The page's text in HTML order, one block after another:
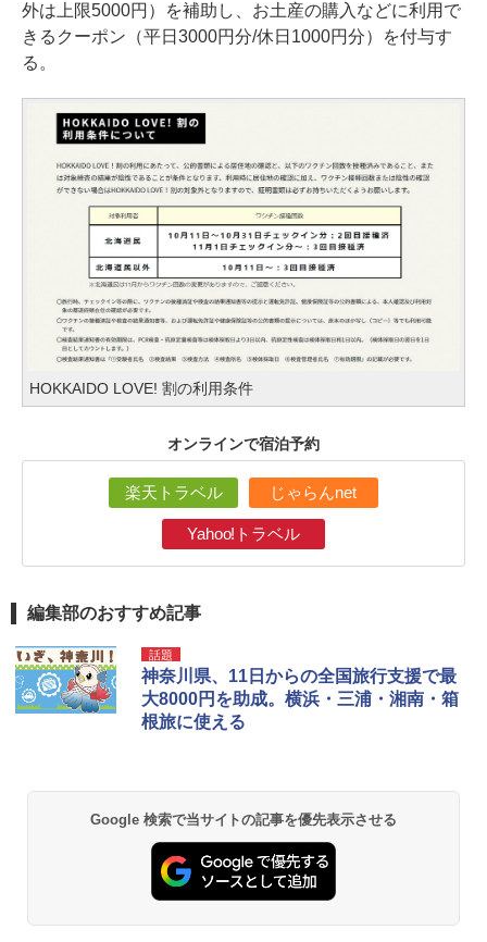
外は上限5000円）を補助し、お土産の購入などに利用で
きるクーポン（平日3000円分/休日1000円分）を付与す
る。
HOKKAIDO LOVE! 割の利用条件
オンラインで宿泊予約
楽天トラベル じゃらんnet
Yahoo!トラベル
編集部のおすすめ記事
話題
神奈川県、11日からの全国旅行支援で最
大8000円を助成。横浜・三浦・湘南・箱
根旅に使える
Google 検索で当サイトの記事を優先表示させる